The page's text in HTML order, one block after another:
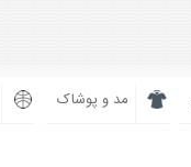
مد و پوشاک